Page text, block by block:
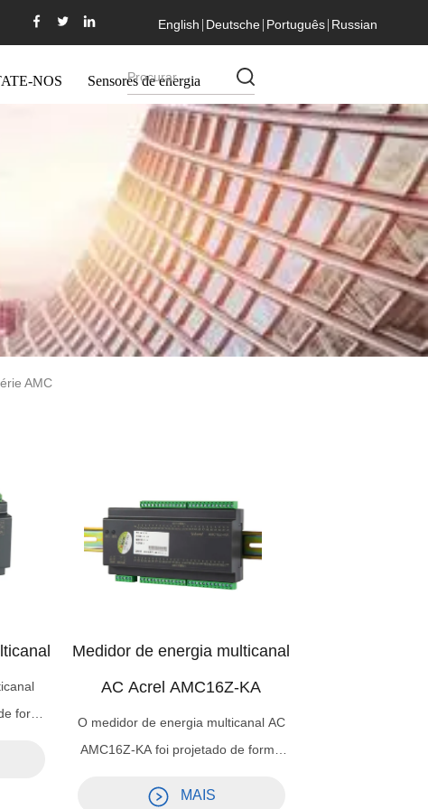
English Deutsche Português Russian
NOS Sensores de energia
AMC
forma
de
Medidor de energia multicanal
AC Acrel AMC16Z-KA
O medidor de energia multicanal AC
AMC16Z-KA foi projetado de forma
necessidades de gerenciamento de
MAIS